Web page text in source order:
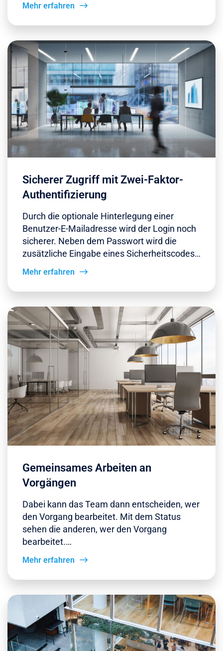
Mehr erfahren
Sicherer Zugriff mit Zwei-Faktor-
Authentifizierung
Durch die optionale Hinterlegung einer
Benutzer-E-Mailadresse wird der Login noch
sicherer. Neben dem Passwort wird die
zusätzliche Eingabe eines Sicherheitscodes…
Mehr erfahren
Gemeinsames Arbeiten an
Vorgängen
Dabei kann das Team dann entscheiden, wer
den Vorgang bearbeitet. Mit dem Status
sehen die anderen, wer den Vorgang
bearbeitet.…
Mehr erfahren